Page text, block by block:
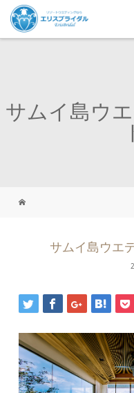
サムイ島ウ
サムイ島ウエ